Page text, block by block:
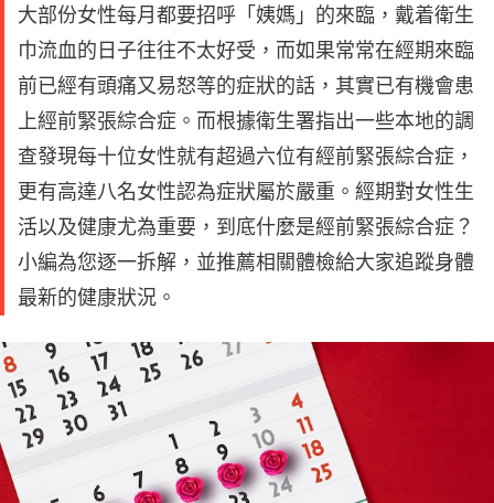
大部份女性每月都要招呼「姨媽」的來臨，戴着衛生
巾流血的日子往往不太好受，而如果常常在經期來臨
前已經有頭痛又易怒等的症狀的話，其實已有機會患
上經前緊張綜合症。而根據衛生署指出一些本地的調
查發現每十位女性就有超過六位有經前緊張綜合症，
更有高達八名女性認為症狀屬於嚴重。經期對女性生
活以及健康尤為重要，到底什麼是經前緊張綜合症？
小編為您逐一拆解，並推薦相關體檢給大家追蹤身體
最新的健康狀況。